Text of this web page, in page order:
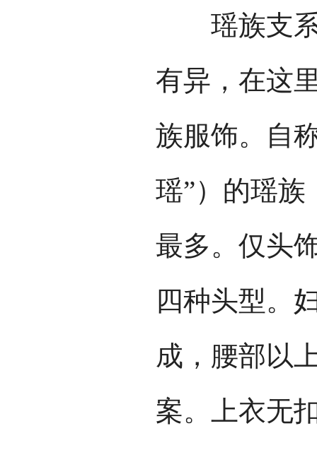
瑶族支系
有异，在这
族服饰。自
瑶”）的瑶
最多。仅头
四种头型。
成，腰部以
案。上衣无